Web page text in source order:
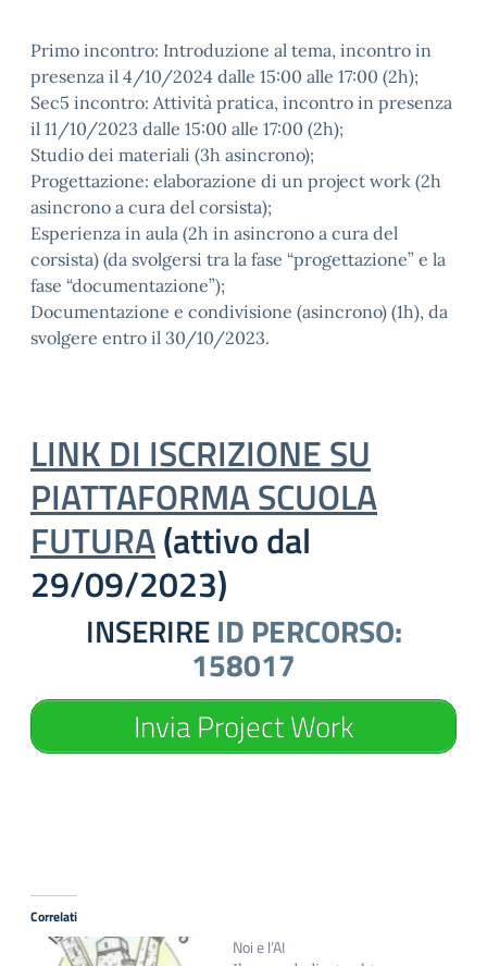
Primo incontro: Introduzione al tema, incontro in
presenza il 4/10/2024 dalle 15:00 alle 17:00 (2h);
Sec5 incontro: Attività pratica, incontro in presenza
il 11/10/2023 dalle 15:00 alle 17:00 (2h);
Studio dei materiali (3h asincrono);
Progettazione: elaborazione di un project work (2h
asincrono a cura del corsista);
Esperienza in aula (2h in asincrono a cura del
corsista) (da svolgersi tra la fase “progettazione” e la
fase “documentazione”);
Documentazione e condivisione (asincrono) (1h), da
svolgere entro il 30/10/2023.
LINK DI ISCRIZIONE SU
PIATTAFORMA SCUOLA
FUTURA(attivo dal
29/09/2023)
INSERIREID PERCORSO:
158017
Invia Project Work
Correlati
Noi e l’AI